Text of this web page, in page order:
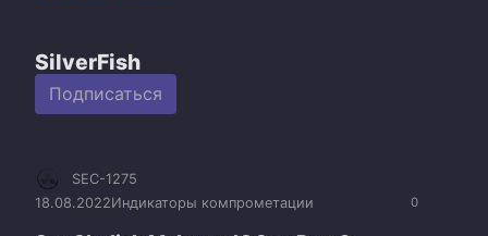
SilverFish
Подписаться
0
SEC-1275
18.08.2022Индикаторы компрометации